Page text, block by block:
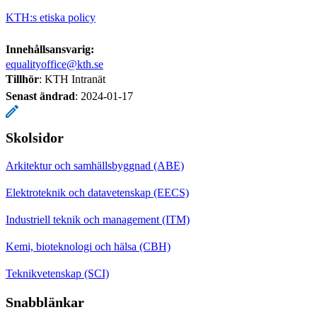
KTH:s etiska policy
Innehållsansvarig:
equalityoffice@kth.se
Tillhör: KTH Intranät
Senast ändrad: 2024-01-17
Skolsidor
Arkitektur och samhällsbyggnad (ABE)
Elektroteknik och datavetenskap (EECS)
Industriell teknik och management (ITM)
Kemi, bioteknologi och hälsa (CBH)
Teknikvetenskap (SCI)
Snabblänkar